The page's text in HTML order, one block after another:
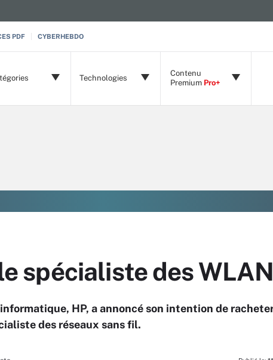
PDF CYBERHEBDO
Technologies
Contenu
Premium Pro+
spécialiste des
HP, a annoncé son intention de
des réseaux sans fil.